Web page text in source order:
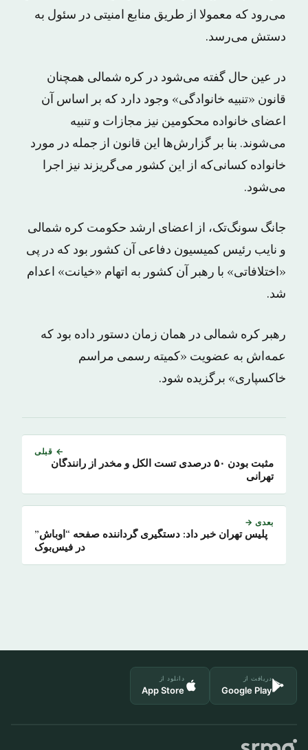
می‌رود که معمولا از طریق منابع امنیتی در سئول به
دستش می‌رسد.
در عین حال گفته می‌شود در کره شمالی همچنان
قانون «تنبیه خانوادگی» وجود دارد که بر اساس آن
اعضای خانواده محکومین نیز مجازات و تنبیه
می‌شوند. بنا بر گزارش‌ها این قانون از جمله در مورد
خانواده کسانی‌که از این کشور می‌گریزند نیز اجرا
می‌شود.
جانگ سونگ‌تک، از اعضای ارشد حکومت کره شمالی
و نایب رئیس کمیسیون دفاعی آن کشور بود که در پی
«اختلافاتی» با رهبر آن کشور به اتهام «خیانت» اعدام
شد.
رهبر کره شمالی در همان زمان دستور داده بود که
عمه‌اش به عضویت «کمیته رسمی مراسم
خاکسپاری» برگزیده شود.
← قبلی
مثبت بودن ۵۰ درصدی تست الکل و مخدر از رانندگان
تهرانی
بعدی →
پلیس تهران خبر داد: دستگیری گرداننده صفحه “اوباش”
در فیس‌بوک
دریافت از
Google Play
دانلود از
App Store